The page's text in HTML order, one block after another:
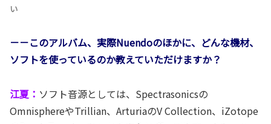
い
－－このアルバム、実際Nuendoのほかに、どんな機材、
ソフトを使っているのか教えていただけますか？
江夏： ソフト音源としては、Spectrasonicsの
OmnisphereやTrillian、ArturiaのV Collection、iZotope